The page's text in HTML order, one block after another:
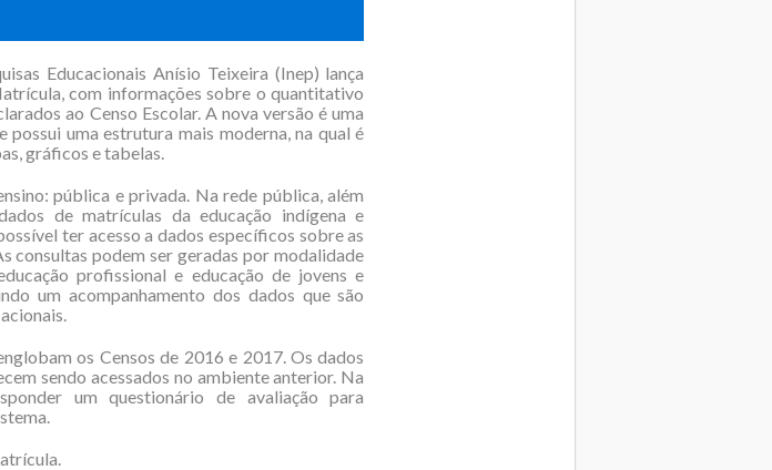
Educacionais Anísio Teixeira (Inep) lança
com informações sobre o quantitativo
ao Censo Escolar. A nova versão é uma
uma estrutura mais moderna, na qual é
gráficos e tabelas.
pública e privada. Na rede pública, além
de matrículas da educação indígena e
ter acesso a dados específicos sobre as
consultas podem ser geradas por modalidade
profissional e educação de jovens e
um acompanhamento dos dados que são
os Censos de 2016 e 2017. Os dados
sendo acessados no ambiente anterior. Na
um questionário de avaliação para